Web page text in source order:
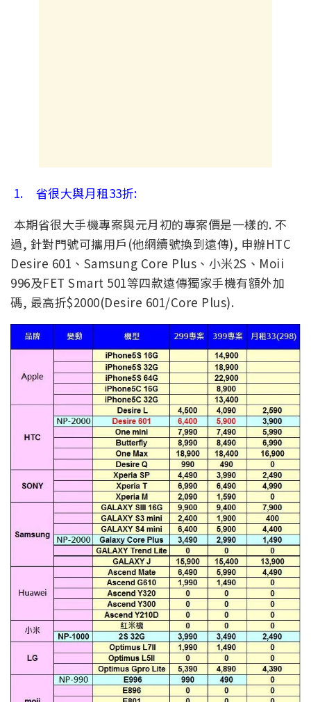
1. 省很大與月租33折:
本期省很大手機專案與元月初的專案價是一樣的. 不
過, 針對門號可攜用戶(他網續號換到遠傳), 申辦HTC
Desire 601、Samsung Core Plus、小米2S、Moii
996及FET Smart 501等四款遠傳獨家手機有額外加
碼, 最高折$2000(Desire 601/Core Plus).